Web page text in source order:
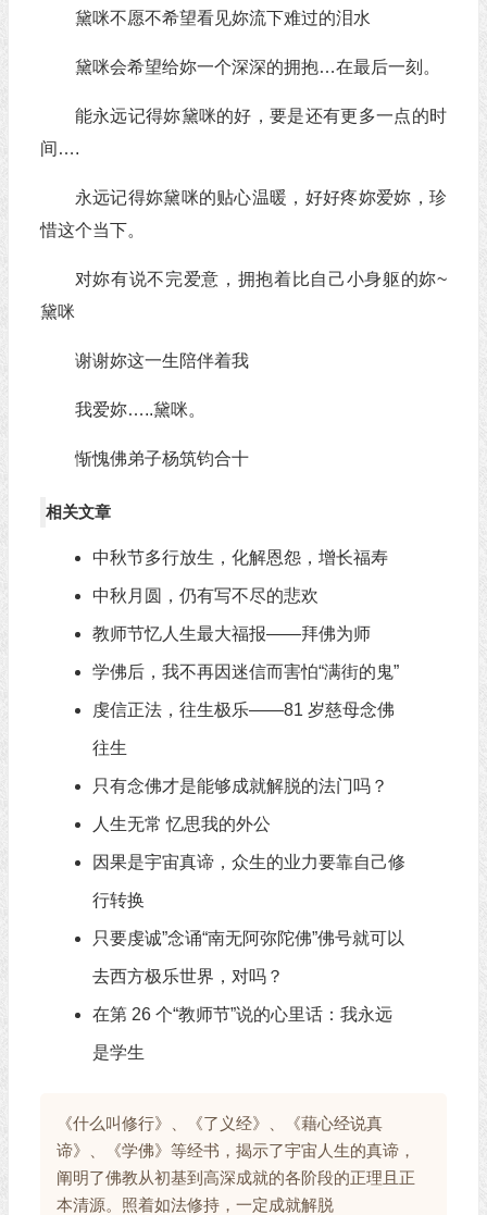
黛咪不愿不希望看见妳流下难过的泪水
黛咪会希望给妳一个深深的拥抱…在最后一刻。
能永远记得妳黛咪的好，要是还有更多一点的时
间….
永远记得妳黛咪的贴心温暖，好好疼妳爱妳，珍
惜这个当下。
对妳有说不完爱意，拥抱着比自己小身躯的妳~
黛咪
谢谢妳这一生陪伴着我
我爱妳…..黛咪。
惭愧佛弟子杨筑钧合十
相关文章
中秋节多行放生，化解恩怨，增长福寿
中秋月圆，仍有写不尽的悲欢
教师节忆人生最大福报——拜佛为师
学佛后，我不再因迷信而害怕“满街的鬼”
虔信正法，往生极乐——81 岁慈母念佛
往生
只有念佛才是能够成就解脱的法门吗？
人生无常 忆思我的外公
因果是宇宙真谛，众生的业力要靠自己修
行转换
只要虔诚”念诵“南无阿弥陀佛”佛号就可以
去西方极乐世界，对吗？
在第 26 个“教师节”说的心里话：我永远
是学生
《什么叫修行》、《了义经》、《藉心经说真
谛》、《学佛》等经书，揭示了宇宙人生的真谛，
阐明了佛教从初基到高深成就的各阶段的正理且正
本清源。照着如法修持，一定成就解脱